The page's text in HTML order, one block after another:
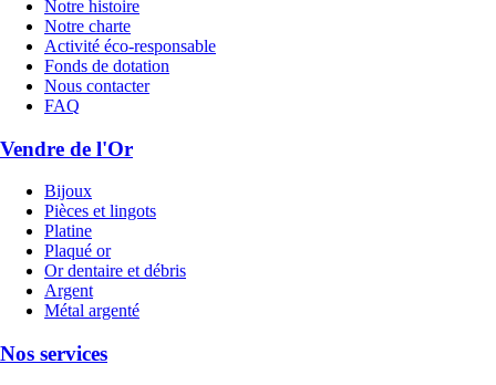
Notre histoire
Notre charte
Activité éco-responsable
Fonds de dotation
Nous contacter
FAQ
Vendre de l'Or
Bijoux
Pièces et lingots
Platine
Plaqué or
Or dentaire et débris
Argent
Métal argenté
Nos services